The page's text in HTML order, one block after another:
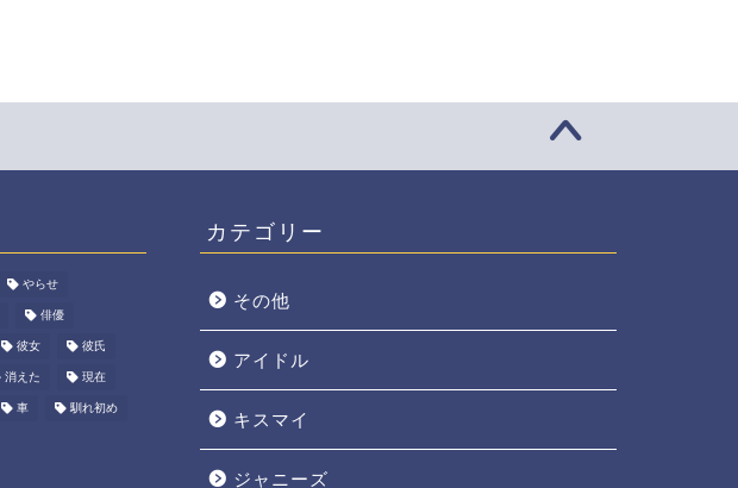
やらせ
俳優
彼女 彼氏
消えた 現在
車 馴れ初め
カテゴリー
その他
アイドル
キスマイ
ジャニーズ